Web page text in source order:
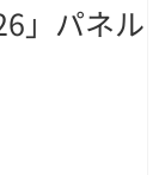
」パネル